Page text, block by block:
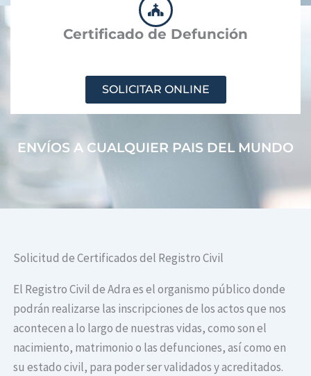
Certificado de Defunción
SOLICITAR ONLINE
ENVÍOS A CUALQUIER PAIS DEL MUNDO
Solicitud de Certificados del Registro Civil
El Registro Civil de Adra es el organismo público donde
podrán realizarse las inscripciones de los actos que nos
acontecen a lo largo de nuestras vidas, como son el
nacimiento, matrimonio o las defunciones, así como en
su estado civil, para poder ser validados y acreditados.